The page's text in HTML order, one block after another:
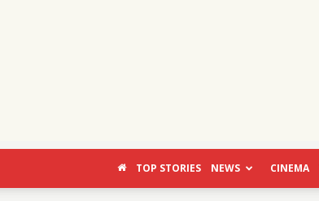
TOP STORIES NEWS CINEMA